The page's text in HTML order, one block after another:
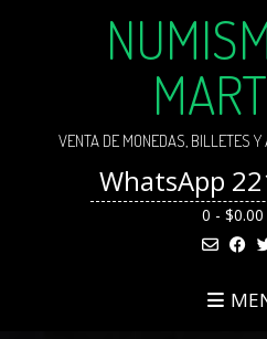
VENTA DE MONEDAS, BILLETES
WhatsApp
0 - $0.00